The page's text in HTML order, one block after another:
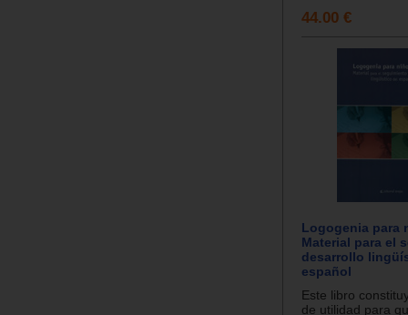
44.00 €
Logogenia para
Material para el
desarrollo
español
Este libro
de utilidad para